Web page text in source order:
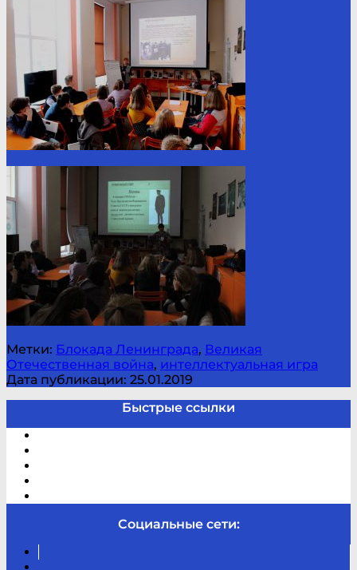
Метки: Блокада Ленинграда, Великая
Отечественная война, интеллектуальная игра
Дата публикации: 25.01.2019
Быстрые ссылки
Социальные сети: